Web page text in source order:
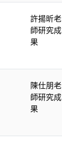
許揚昕老
師研究成
果
陳仕朋老
師研究成
果